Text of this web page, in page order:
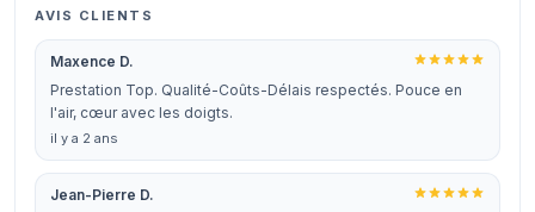
AVIS CLIENTS
Maxence D.
Prestation Top. Qualité-Coûts-Délais respectés. Pouce en
l'air, cœur avec les doigts.
il y a 2 ans
Jean-Pierre D.